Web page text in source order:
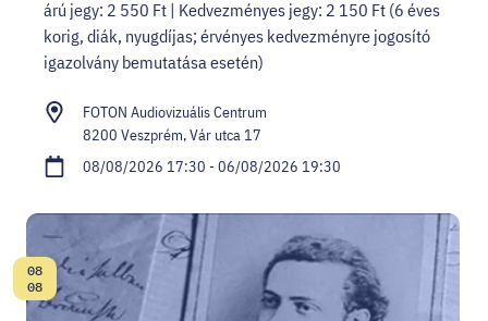
árú jegy: 2 550 Ft | Kedvezményes jegy: 2 150 Ft (6 éves
korig, diák, nyugdíjas; érvényes kedvezményre jogosító
igazolvány bemutatása esetén)
FOTON Audiovizuális Centrum
8200 Veszprém, Vár utca 17
08/08/2026 17:30 - 06/08/2026 19:30
Date:
08
08